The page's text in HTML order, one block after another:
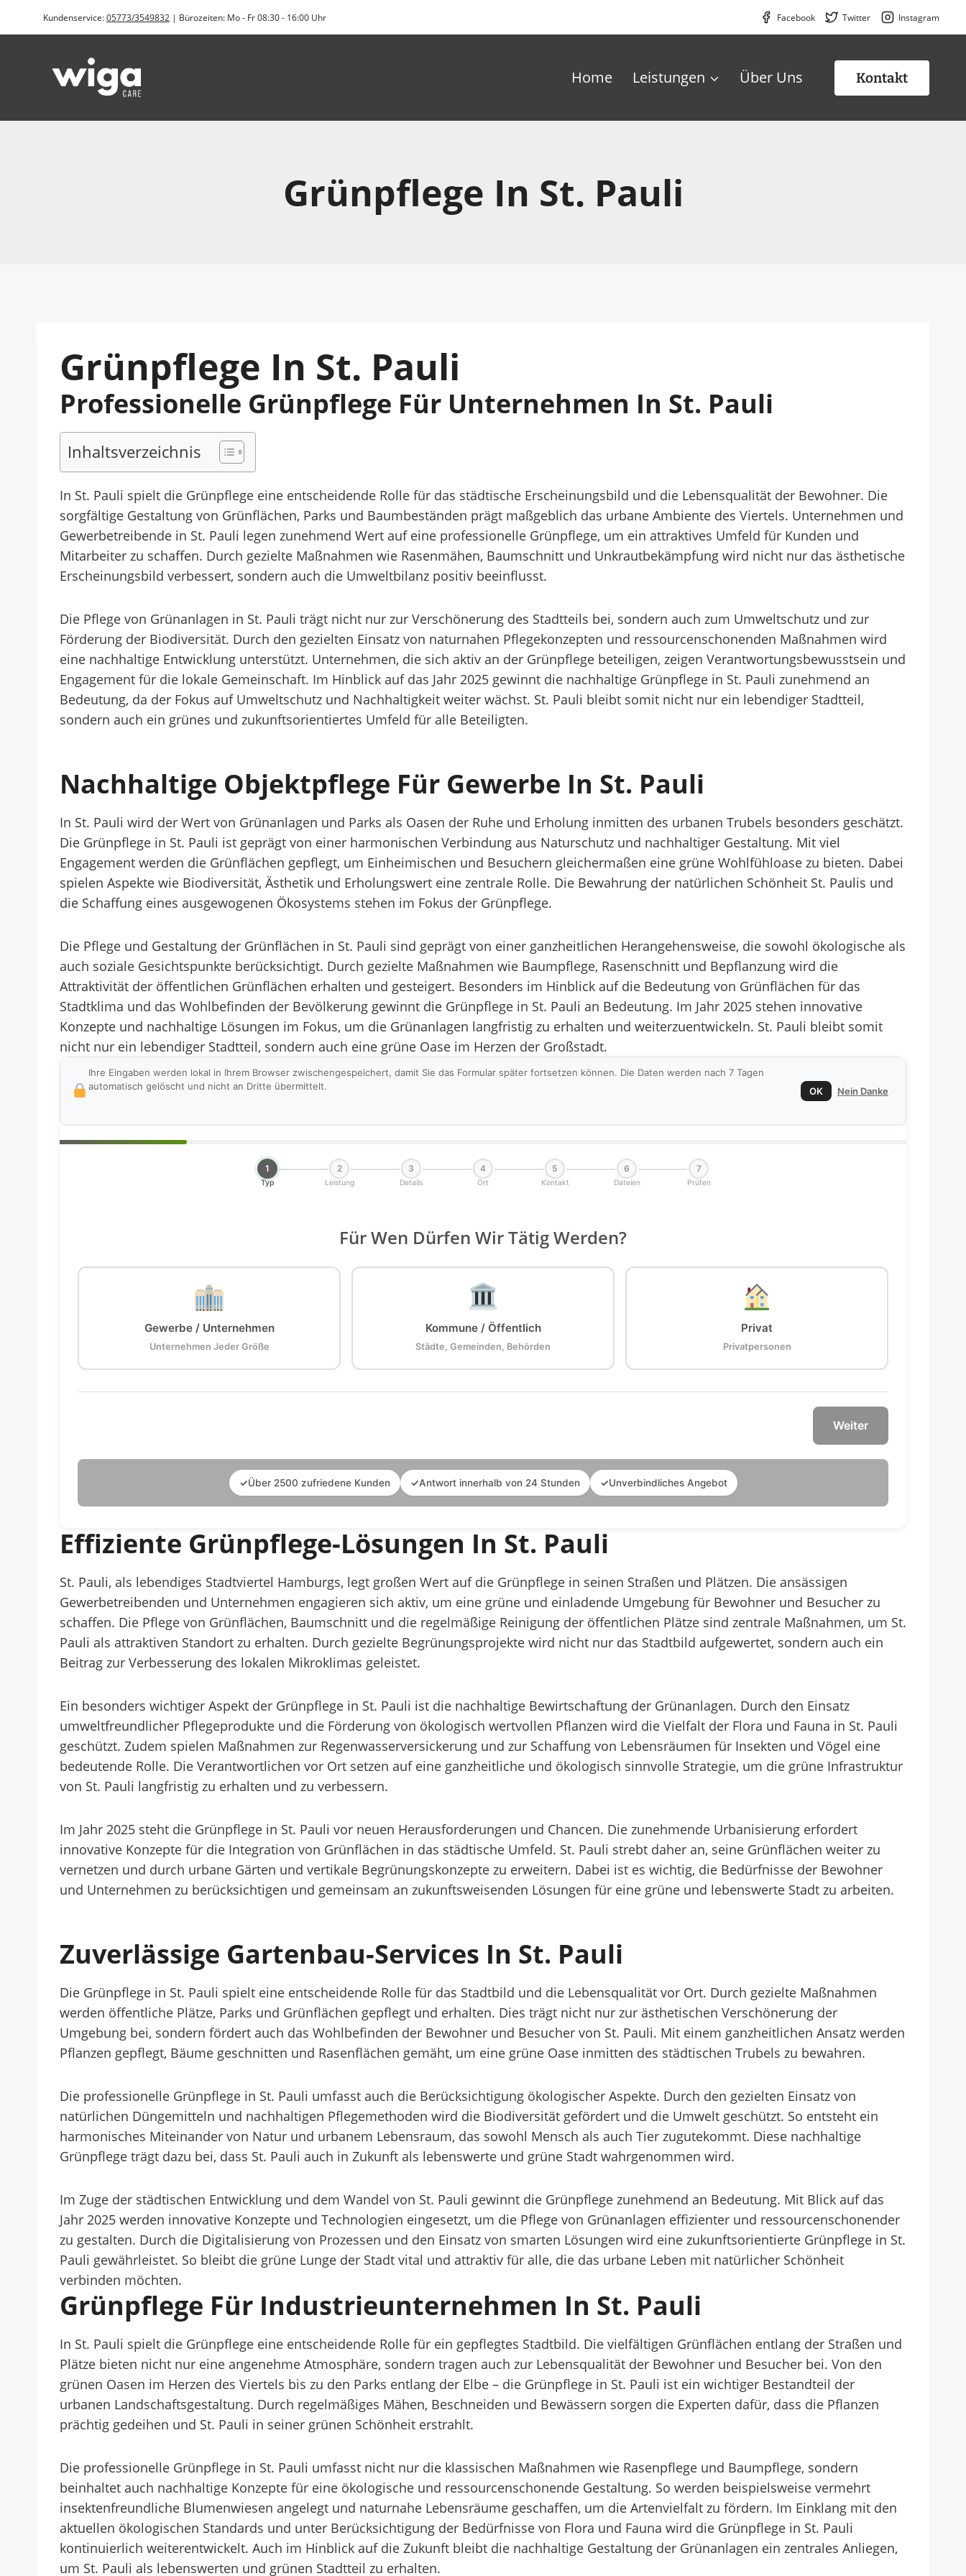
Kundenservice:05773/3549832 | Bürozeiten: Mo - Fr 08:30 - 16:00 Uhr Facebook Twitter Instagram
Home Leistungen Über Uns Kontakt
Grünpflege In St. Pauli
Grünpflege In St. Pauli
Professionelle Grünpflege Für Unternehmen In St. Pauli
Inhaltsverzeichnis
In St. Pauli spielt die Grünpflege eine entscheidende Rolle für das städtische Erscheinungsbild und die Lebensqualität der Bewohner. Die
sorgfältige Gestaltung von Grünflächen, Parks und Baumbeständen prägt maßgeblich das urbane Ambiente des Viertels. Unternehmen und
Gewerbetreibende in St. Pauli legen zunehmend Wert auf eine professionelle Grünpflege, um ein attraktives Umfeld für Kunden und
Mitarbeiter zu schaffen. Durch gezielte Maßnahmen wie Rasenmähen, Baumschnitt und Unkrautbekämpfung wird nicht nur das ästhetische
Erscheinungsbild verbessert, sondern auch die Umweltbilanz positiv beeinflusst.
Die Pflege von Grünanlagen in St. Pauli trägt nicht nur zur Verschönerung des Stadtteils bei, sondern auch zum Umweltschutz und zur
Förderung der Biodiversität. Durch den gezielten Einsatz von naturnahen Pflegekonzepten und ressourcenschonenden Maßnahmen wird
eine nachhaltige Entwicklung unterstützt. Unternehmen, die sich aktiv an der Grünpflege beteiligen, zeigen Verantwortungsbewusstsein und
Engagement für die lokale Gemeinschaft. Im Hinblick auf das Jahr 2025 gewinnt die nachhaltige Grünpflege in St. Pauli zunehmend an
Bedeutung, da der Fokus auf Umweltschutz und Nachhaltigkeit weiter wächst. St. Pauli bleibt somit nicht nur ein lebendiger Stadtteil,
sondern auch ein grünes und zukunftsorientiertes Umfeld für alle Beteiligten.
Nachhaltige Objektpflege Für Gewerbe In St. Pauli
In St. Pauli wird der Wert von Grünanlagen und Parks als Oasen der Ruhe und Erholung inmitten des urbanen Trubels besonders geschätzt.
Die Grünpflege in St. Pauli ist geprägt von einer harmonischen Verbindung aus Naturschutz und nachhaltiger Gestaltung. Mit viel
Engagement werden die Grünflächen gepflegt, um Einheimischen und Besuchern gleichermaßen eine grüne Wohlfühloase zu bieten. Dabei
spielen Aspekte wie Biodiversität, Ästhetik und Erholungswert eine zentrale Rolle. Die Bewahrung der natürlichen Schönheit St. Paulis und
die Schaffung eines ausgewogenen Ökosystems stehen im Fokus der Grünpflege.
Die Pflege und Gestaltung der Grünflächen in St. Pauli sind geprägt von einer ganzheitlichen Herangehensweise, die sowohl ökologische als
auch soziale Gesichtspunkte berücksichtigt. Durch gezielte Maßnahmen wie Baumpflege, Rasenschnitt und Bepflanzung wird die
Attraktivität der öffentlichen Grünflächen erhalten und gesteigert. Besonders im Hinblick auf die Bedeutung von Grünflächen für das
Stadtklima und das Wohlbefinden der Bevölkerung gewinnt die Grünpflege in St. Pauli an Bedeutung. Im Jahr 2025 stehen innovative
Konzepte und nachhaltige Lösungen im Fokus, um die Grünanlagen langfristig zu erhalten und weiterzuentwickeln. St. Pauli bleibt somit
nicht nur ein lebendiger Stadtteil, sondern auch eine grüne Oase im Herzen der Großstadt.
Ihre Eingaben werden lokal in Ihrem Browser zwischengespeichert, damit Sie das Formular später fortsetzen können. Die Daten werden nach 7 Tagen
automatisch gelöscht und nicht an Dritte übermittelt.
OK Nein Danke
1
Typ
2
Leistung
3
Details
4
Ort
5
Kontakt
6
Dateien
7
Prüfen
Für Wen Dürfen Wir Tätig Werden?
Gewerbe / Unternehmen
Unternehmen Jeder Größe
Kommune / Öffentlich
Städte, Gemeinden, Behörden
Privat
Privatpersonen
Weiter
✓Über 2500 zufriedene Kunden ✓Antwort innerhalb von 24 Stunden ✓Unverbindliches Angebot
Effiziente Grünpflege-Lösungen In St. Pauli
St. Pauli, als lebendiges Stadtviertel Hamburgs, legt großen Wert auf die Grünpflege in seinen Straßen und Plätzen. Die ansässigen
Gewerbetreibenden und Unternehmen engagieren sich aktiv, um eine grüne und einladende Umgebung für Bewohner und Besucher zu
schaffen. Die Pflege von Grünflächen, Baumschnitt und die regelmäßige Reinigung der öffentlichen Plätze sind zentrale Maßnahmen, um St.
Pauli als attraktiven Standort zu erhalten. Durch gezielte Begrünungsprojekte wird nicht nur das Stadtbild aufgewertet, sondern auch ein
Beitrag zur Verbesserung des lokalen Mikroklimas geleistet.
Ein besonders wichtiger Aspekt der Grünpflege in St. Pauli ist die nachhaltige Bewirtschaftung der Grünanlagen. Durch den Einsatz
umweltfreundlicher Pflegeprodukte und die Förderung von ökologisch wertvollen Pflanzen wird die Vielfalt der Flora und Fauna in St. Pauli
geschützt. Zudem spielen Maßnahmen zur Regenwasserversickerung und zur Schaffung von Lebensräumen für Insekten und Vögel eine
bedeutende Rolle. Die Verantwortlichen vor Ort setzen auf eine ganzheitliche und ökologisch sinnvolle Strategie, um die grüne Infrastruktur
von St. Pauli langfristig zu erhalten und zu verbessern.
Im Jahr 2025 steht die Grünpflege in St. Pauli vor neuen Herausforderungen und Chancen. Die zunehmende Urbanisierung erfordert
innovative Konzepte für die Integration von Grünflächen in das städtische Umfeld. St. Pauli strebt daher an, seine Grünflächen weiter zu
vernetzen und durch urbane Gärten und vertikale Begrünungskonzepte zu erweitern. Dabei ist es wichtig, die Bedürfnisse der Bewohner
und Unternehmen zu berücksichtigen und gemeinsam an zukunftsweisenden Lösungen für eine grüne und lebenswerte Stadt zu arbeiten.
Zuverlässige Gartenbau-Services In St. Pauli
Die Grünpflege in St. Pauli spielt eine entscheidende Rolle für das Stadtbild und die Lebensqualität vor Ort. Durch gezielte Maßnahmen
werden öffentliche Plätze, Parks und Grünflächen gepflegt und erhalten. Dies trägt nicht nur zur ästhetischen Verschönerung der
Umgebung bei, sondern fördert auch das Wohlbefinden der Bewohner und Besucher von St. Pauli. Mit einem ganzheitlichen Ansatz werden
Pflanzen gepflegt, Bäume geschnitten und Rasenflächen gemäht, um eine grüne Oase inmitten des städtischen Trubels zu bewahren.
Die professionelle Grünpflege in St. Pauli umfasst auch die Berücksichtigung ökologischer Aspekte. Durch den gezielten Einsatz von
natürlichen Düngemitteln und nachhaltigen Pflegemethoden wird die Biodiversität gefördert und die Umwelt geschützt. So entsteht ein
harmonisches Miteinander von Natur und urbanem Lebensraum, das sowohl Mensch als auch Tier zugutekommt. Diese nachhaltige
Grünpflege trägt dazu bei, dass St. Pauli auch in Zukunft als lebenswerte und grüne Stadt wahrgenommen wird.
Im Zuge der städtischen Entwicklung und dem Wandel von St. Pauli gewinnt die Grünpflege zunehmend an Bedeutung. Mit Blick auf das
Jahr 2025 werden innovative Konzepte und Technologien eingesetzt, um die Pflege von Grünanlagen effizienter und ressourcenschonender
zu gestalten. Durch die Digitalisierung von Prozessen und den Einsatz von smarten Lösungen wird eine zukunftsorientierte Grünpflege in St.
Pauli gewährleistet. So bleibt die grüne Lunge der Stadt vital und attraktiv für alle, die das urbane Leben mit natürlicher Schönheit
verbinden möchten.
Grünpflege Für Industrieunternehmen In St. Pauli
In St. Pauli spielt die Grünpflege eine entscheidende Rolle für ein gepflegtes Stadtbild. Die vielfältigen Grünflächen entlang der Straßen und
Plätze bieten nicht nur eine angenehme Atmosphäre, sondern tragen auch zur Lebensqualität der Bewohner und Besucher bei. Von den
grünen Oasen im Herzen des Viertels bis zu den Parks entlang der Elbe – die Grünpflege in St. Pauli ist ein wichtiger Bestandteil der
urbanen Landschaftsgestaltung. Durch regelmäßiges Mähen, Beschneiden und Bewässern sorgen die Experten dafür, dass die Pflanzen
prächtig gedeihen und St. Pauli in seiner grünen Schönheit erstrahlt.
Die professionelle Grünpflege in St. Pauli umfasst nicht nur die klassischen Maßnahmen wie Rasenpflege und Baumpflege, sondern
beinhaltet auch nachhaltige Konzepte für eine ökologische und ressourcenschonende Gestaltung. So werden beispielsweise vermehrt
insektenfreundliche Blumenwiesen angelegt und naturnahe Lebensräume geschaffen, um die Artenvielfalt zu fördern. Im Einklang mit den
aktuellen ökologischen Standards und unter Berücksichtigung der Bedürfnisse von Flora und Fauna wird die Grünpflege in St. Pauli
kontinuierlich weiterentwickelt. Auch im Hinblick auf die Zukunft bleibt die nachhaltige Gestaltung der Grünanlagen ein zentrales Anliegen,
um St. Pauli als lebenswerten und grünen Stadtteil zu erhalten.